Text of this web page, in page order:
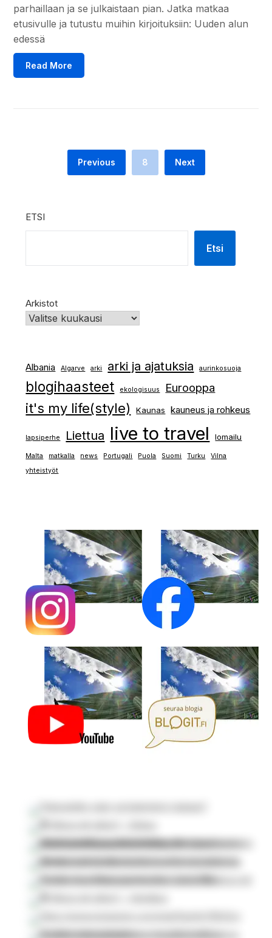
parhaillaan ja se julkaistaan pian. Jatka matkaa
etusivulle ja tutustu muihin kirjoituksiin: Uuden alun
edessä
Read More
Previous 8 Next
ETSI
Etsi
Arkistot
Albania Algarve arki arki ja ajatuksia aurinkosuoja
blogihaasteet ekologisuus Eurooppa
it's my life(style) Kaunas kauneus ja rohkeus
lapsiperhe Liettua live to travel lomailu
Malta matkalla news Portugali Puola Suomi Turku
Vilna
yhteistyöt